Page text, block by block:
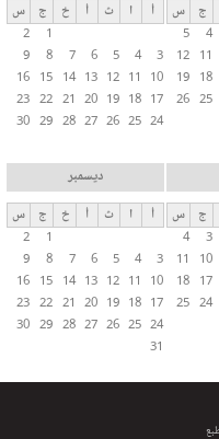
ج
س
4
5
11
12
18
19
25
26
أ ا ث أ خ ج
س
1
2
3
4
5
6
7
8
9
10
11
12
13
14
15
16
17
18
19
20
21
22
23
24
25
26
27
28
29
30
ج
س
3
4
10
11
17
18
24
25
ديسمبر
أ ا ث أ خ ج
س
1
2
3
4
5
6
7
8
9
10
11
12
13
14
15
16
17
18
19
20
21
22
23
24
25
26
27
28
29
30
31